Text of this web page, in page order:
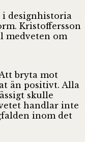
i designhistoria
Kristoffersson
medveten om
bryta mot
än positivt. Alla
skulle
handlar inte
inom det